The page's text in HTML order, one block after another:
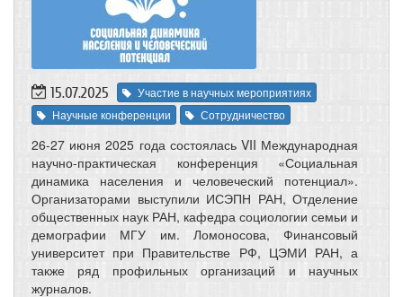
15.07.2025
Участие в научных мероприятиях
Научные конференции
Сотрудничество
26-27 июня 2025 года состоялась VII Международная
научно‑практическая конференция «Социальная
динамика населения и человеческий потенциал».
Организаторами выступили ИСЭПН РАН, Отделение
общественных наук РАН, кафедра социологии семьи и
демографии МГУ им. Ломоносова, Финансовый
университет при Правительстве РФ, ЦЭМИ РАН, а
также ряд профильных организаций и научных
журналов.